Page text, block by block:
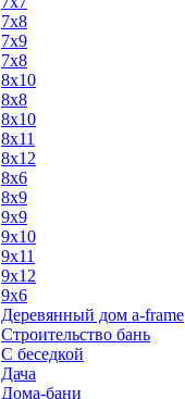
7x8
7x9
7х8
8x10
8x8
8х10
8х11
8х12
8х6
8х9
9x9
9х10
9х11
9х12
9х6
Деревянный дом a-frame
Строительство бань
С беседкой
Дача
Дома-бани